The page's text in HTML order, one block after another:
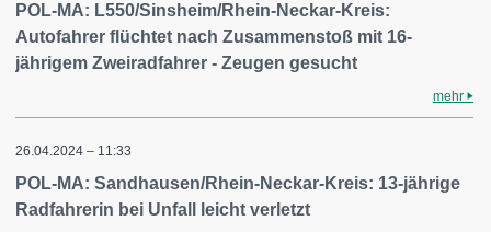
POL-MA: L550/Sinsheim/Rhein-Neckar-Kreis:
Autofahrer flüchtet nach Zusammenstoß mit 16-
jährigem Zweiradfahrer - Zeugen gesucht
mehr
26.04.2024 – 11:33
POL-MA: Sandhausen/Rhein-Neckar-Kreis: 13-jährige
Radfahrerin bei Unfall leicht verletzt